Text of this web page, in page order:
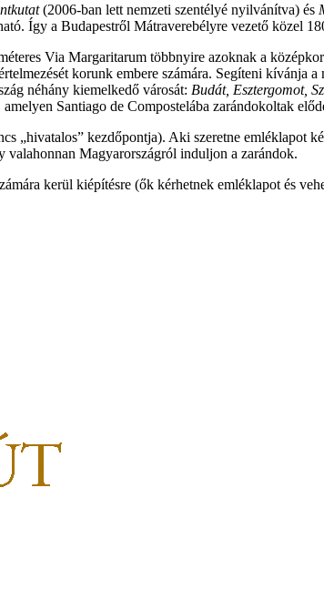
(2006-ban lett nemzeti szentélyé nyilvánítva) és
Így a Budapestről Mátraverebélyre vezető közel
Via Margaritarum többnyire azoknak a
korunk embere számára. Segíteni
néhány kiemelkedő városát: Budát, Esztergomot,
Santiago de Compostelába zarándokoltak
„hivatalos” kezdőpontja). Aki szeretne emléklapot
Magyarországról induljon a zarándok.
kerül kiépítésre (ők kérhetnek emléklapot és